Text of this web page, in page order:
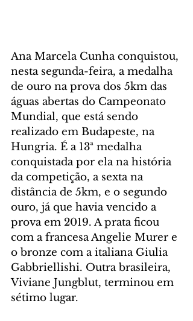
Ana Marcela Cunha conquistou,
nesta segunda-feira, a medalha
de ouro na prova dos 5km das
águas abertas do Campeonato
Mundial, que está sendo
realizado em Budapeste, na
Hungria. É a 13ª medalha
conquistada por ela na história
da competição, a sexta na
distância de 5km, e o segundo
ouro, já que havia vencido a
prova em 2019. A prata ficou
com a francesa Angelie Murer e
o bronze com a italiana Giulia
Gabbriellishi. Outra brasileira,
Viviane Jungblut, terminou em
sétimo lugar.